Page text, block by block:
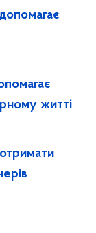
житті